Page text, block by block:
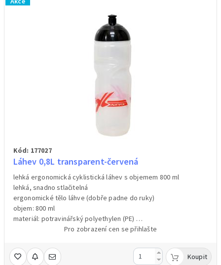
Kód: 177027
Láhev 0,8L transparent-červená
lehká ergonomická cyklistická láhev s objemem 800 ml
lehká, snadno stlačitelná
ergonomické tělo láhve (dobře padne do ruky)
objem: 800 ml
materiál: potravinářský polyethylen (PE)
Pro zobrazení cen se přihlašte
Koupit